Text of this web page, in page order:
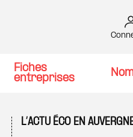
Fiches
entreprises
L’ACTU ÉCO EN